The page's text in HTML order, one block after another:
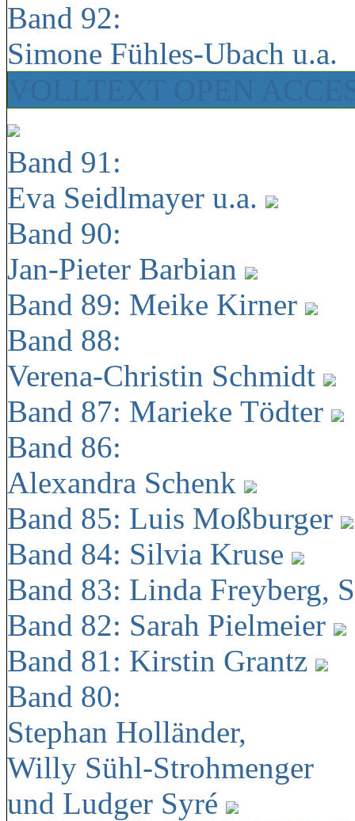
Band 92:
Simone Fühles-Ubach u.a.
Band 91:
Eva Seidlmayer u.a.
Band 90:
Jan-Pieter Barbian
Band 89: Meike Kirner
Band 88:
Verena-Christin Schmidt
Band 87: Marieke Tödter
Band 86:
Alexandra Schenk
Band 85: Luis Moßburger
Band 84: Silvia Kruse
Band 83: Linda Freyberg,
Band 82: Sarah Pielmeier
Band 81: Kirstin Grantz
Band 80:
Stephan Holländer,
Willy Sühl-Strohmenger
und Ludger Syré